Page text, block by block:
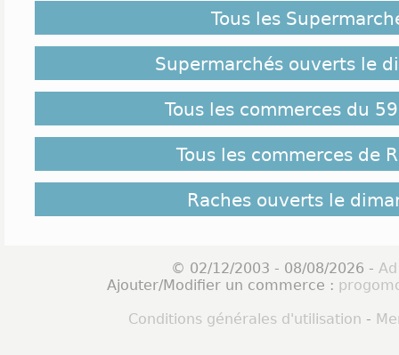
Tous les
Supermarchés ouverts le
Tous les commerces du
Tous les commerces de
Raches ouverts le
© 02/12/2003 - 08/08/2026 -
Ajouter/Modifier un commerce :
Conditions générales d'utilisation -